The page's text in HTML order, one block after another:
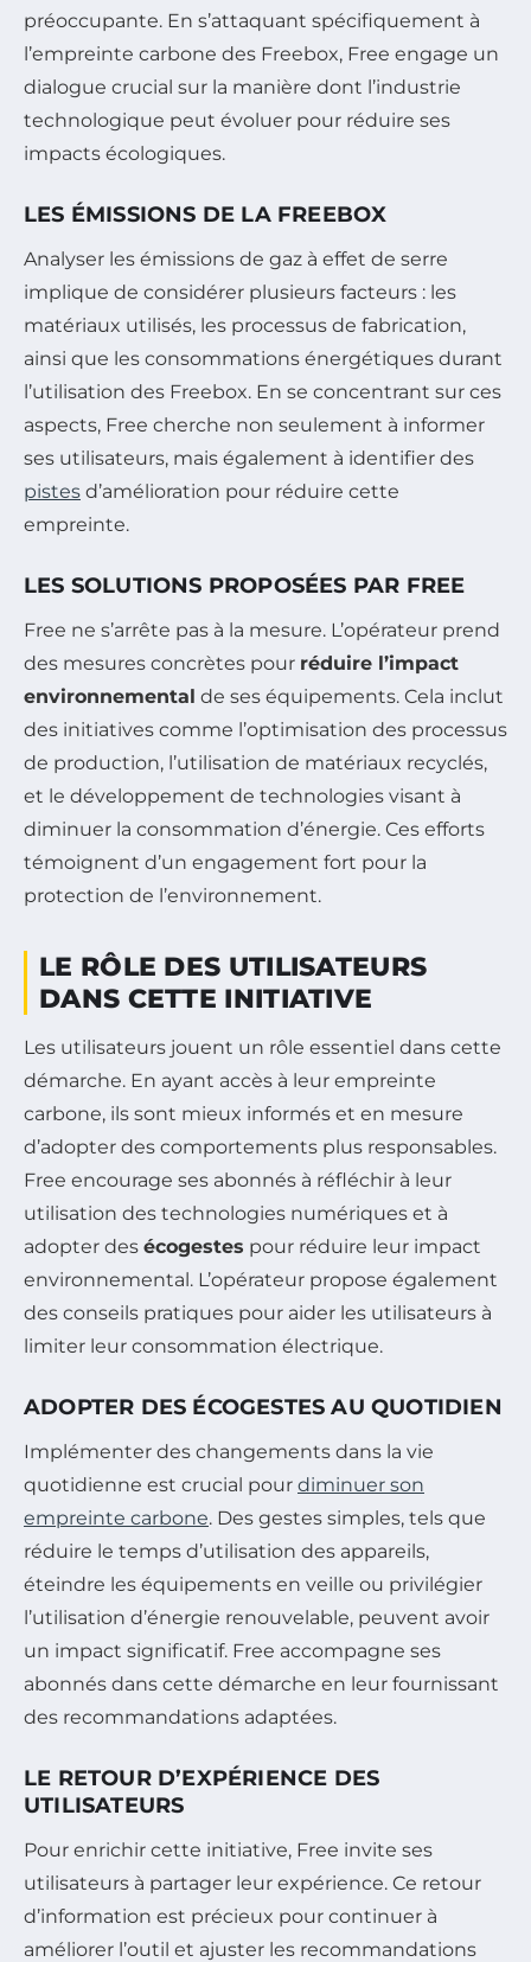
préoccupante. En s’attaquant spécifiquement à
l’empreinte carbone des Freebox, Free engage un
dialogue crucial sur la manière dont l’industrie
technologique peut évoluer pour réduire ses
impacts écologiques.
LES ÉMISSIONS DE LA FREEBOX
Analyser les émissions de gaz à effet de serre
implique de considérer plusieurs facteurs : les
matériaux utilisés, les processus de fabrication,
ainsi que les consommations énergétiques durant
l’utilisation des Freebox. En se concentrant sur ces
aspects, Free cherche non seulement à informer
ses utilisateurs, mais également à identifier des
pistes d’amélioration pour réduire cette
empreinte.
LES SOLUTIONS PROPOSÉES PAR FREE
Free ne s’arrête pas à la mesure. L’opérateur prend
des mesures concrètes pour réduire l’impact
environnemental de ses équipements. Cela inclut
des initiatives comme l’optimisation des processus
de production, l’utilisation de matériaux recyclés,
et le développement de technologies visant à
diminuer la consommation d’énergie. Ces efforts
témoignent d’un engagement fort pour la
protection de l’environnement.
LE RÔLE DES UTILISATEURS
DANS CETTE INITIATIVE
Les utilisateurs jouent un rôle essentiel dans cette
démarche. En ayant accès à leur empreinte
carbone, ils sont mieux informés et en mesure
d’adopter des comportements plus responsables.
Free encourage ses abonnés à réfléchir à leur
utilisation des technologies numériques et à
adopter des écogestes pour réduire leur impact
environnemental. L’opérateur propose également
des conseils pratiques pour aider les utilisateurs à
limiter leur consommation électrique.
ADOPTER DES ÉCOGESTES AU QUOTIDIEN
Implémenter des changements dans la vie
quotidienne est crucial pour diminuer son
empreinte carbone. Des gestes simples, tels que
réduire le temps d’utilisation des appareils,
éteindre les équipements en veille ou privilégier
l’utilisation d’énergie renouvelable, peuvent avoir
un impact significatif. Free accompagne ses
abonnés dans cette démarche en leur fournissant
des recommandations adaptées.
LE RETOUR D’EXPÉRIENCE DES
UTILISATEURS
Pour enrichir cette initiative, Free invite ses
utilisateurs à partager leur expérience. Ce retour
d’information est précieux pour continuer à
améliorer l’outil et ajuster les recommandations